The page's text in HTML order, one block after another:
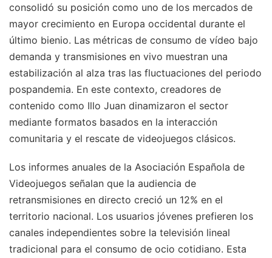
consolidó su posición como uno de los mercados de
mayor crecimiento en Europa occidental durante el
último bienio. Las métricas de consumo de vídeo bajo
demanda y transmisiones en vivo muestran una
estabilización al alza tras las fluctuaciones del periodo
pospandemia. En este contexto, creadores de
contenido como Illo Juan dinamizaron el sector
mediante formatos basados en la interacción
comunitaria y el rescate de videojuegos clásicos.
Los informes anuales de la Asociación Española de
Videojuegos señalan que la audiencia de
retransmisiones en directo creció un 12% en el
territorio nacional. Los usuarios jóvenes prefieren los
canales independientes sobre la televisión lineal
tradicional para el consumo de ocio cotidiano. Esta